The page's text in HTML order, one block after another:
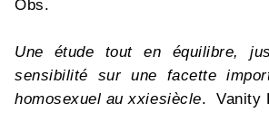
Obs.
Une étude tout en équilibre,
sensibilité sur une facette
homosexuel au xxiesiècle. Vanity